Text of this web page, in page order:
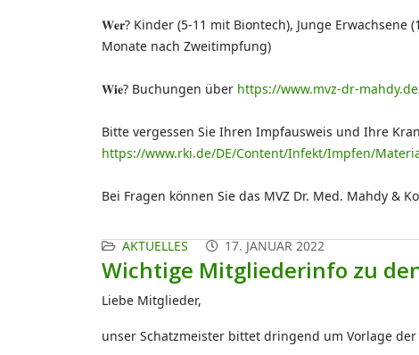
𝐖𝐞𝐫? Kinder (5-11 mit Biontech), Junge
Monate nach Zweitimpfung)
𝐖𝐢𝐞? Buchungen über https://www.mvz-dr-
Bitte vergessen Sie Ihren Impfausweis und Ihre
https://www.rki.de/DE/Content/Infekt/Impfen/
Bei Fragen können Sie das MVZ Dr. Med. Mahdy &
AKTUELLES 17. JANUAR 2022
Wichtige Mitgliederinfo zu
Liebe Mitglieder,
unser Schatzmeister bittet dringend um Vorlage